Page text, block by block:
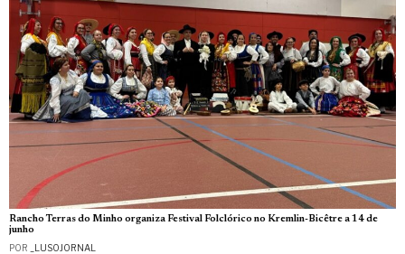
Rancho Terras do Minho organiza Festival Folclórico no Kremlin-Bicêtre a 14 de
junho
POR _LUSOJORNAL